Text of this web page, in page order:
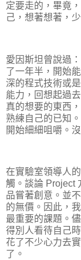
定要走的，畢竟
己，想著想著，
愛因斯坦曾說過
了一年半，開始
深的程式技術或
能力，回想起過
真的想要的東西
熟練自己的已知
開始細細咀嚼。
在實驗室領導人
觸。談論 Project
品嘗著創意。並
的無價。因此，
最重要的課題。
得別人看待自己
花了不少心力去
了。